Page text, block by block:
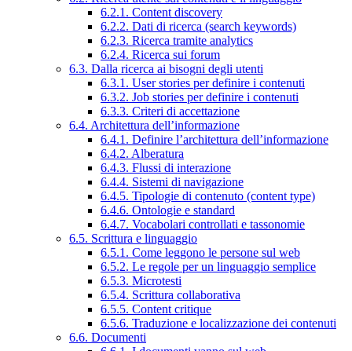
6.2.1. Content discovery
6.2.2. Dati di ricerca (search keywords)
6.2.3. Ricerca tramite analytics
6.2.4. Ricerca sui forum
6.3. Dalla ricerca ai bisogni degli utenti
6.3.1. User stories per definire i contenuti
6.3.2. Job stories per definire i contenuti
6.3.3. Criteri di accettazione
6.4. Architettura dell’informazione
6.4.1. Definire l’architettura dell’informazione
6.4.2. Alberatura
6.4.3. Flussi di interazione
6.4.4. Sistemi di navigazione
6.4.5. Tipologie di contenuto (content type)
6.4.6. Ontologie e standard
6.4.7. Vocabolari controllati e tassonomie
6.5. Scrittura e linguaggio
6.5.1. Come leggono le persone sul web
6.5.2. Le regole per un linguaggio semplice
6.5.3. Microtesti
6.5.4. Scrittura collaborativa
6.5.5. Content critique
6.5.6. Traduzione e localizzazione dei contenuti
6.6. Documenti